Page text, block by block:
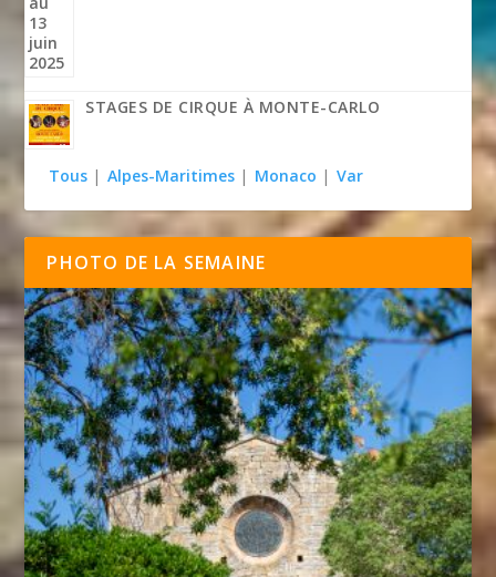
STAGES DE CIRQUE À MONTE-CARLO
Tous | Alpes-Maritimes | Monaco | Var
PHOTO DE LA SEMAINE